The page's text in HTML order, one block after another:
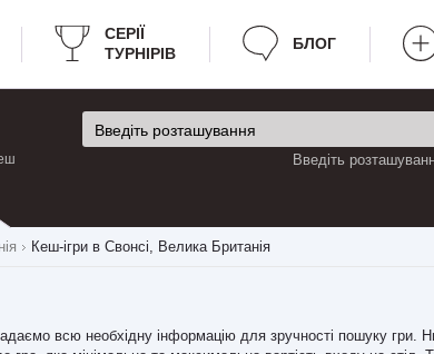
CЕРІЇ
ТУРНІРІВ
БЛОГ
Введіть
Кеш-ігри в Свонсі, Велика Британія
всю необхідну інформацію для зручності пошуку